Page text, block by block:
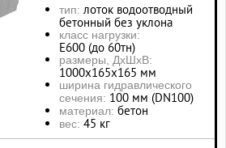
тип: лоток водоотводный
бетонный без уклона
класс нагрузки:
Е600 (до 60тн)
размеры, ДхШхВ:
1000х165х165 мм
ширина гидравлического
сечения: 100 мм (DN100)
материал: бетон
вес: 45 кг